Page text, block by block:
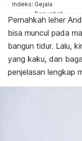
Indeks: Gejala
Penyebab
Pengobatan
Pernahkah leher
bisa muncul pada
bangun tidur. Lalu,
yang kaku, dan
penjelasan lengkap